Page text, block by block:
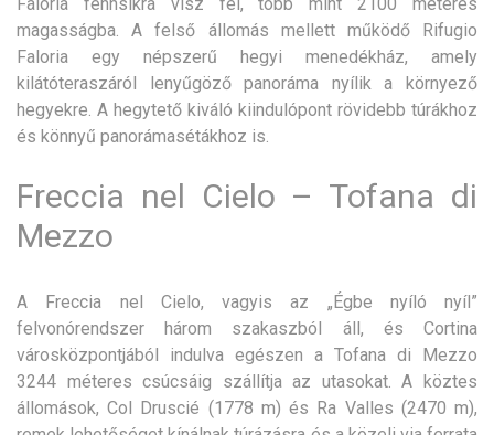
magasságba. A felső állomás mellett működő Rifugio
Faloria egy népszerű hegyi menedékház, amely
kilátóteraszáról lenyűgöző panoráma nyílik a környező
hegyekre. A hegytető kiváló kiindulópont rövidebb túrákhoz
és könnyű panorámasétákhoz is.
Freccia nel Cielo – Tofana di
Mezzo
A Freccia nel Cielo, vagyis az „Égbe nyíló nyíl”
felvonórendszer három szakaszból áll, és Cortina
városközpontjából indulva egészen a Tofana di Mezzo
3244 méteres csúcsáig szállítja az utasokat. A köztes
állomások, Col Druscié (1778 m) és Ra Valles (2470 m),